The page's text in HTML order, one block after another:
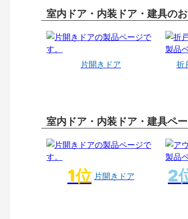
室内ドア・内装ドア・建具の
片開きドア 折
室内ドア・内装ドア・建具ペ
片開きドア